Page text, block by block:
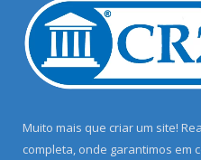
Muito mais que criar um site!
completa, onde garantimos em